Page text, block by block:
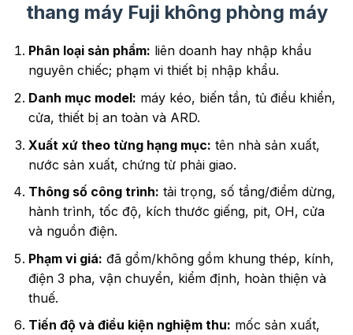
thang máy Fuji không phòng máy
Phân loại sản phẩm: liên doanh hay nhập khẩu
nguyên chiếc; phạm vi thiết bị nhập khẩu.
Danh mục model: máy kéo, biến tần, tủ điều khiển,
cửa, thiết bị an toàn và ARD.
Xuất xứ theo từng hạng mục: tên nhà sản xuất,
nước sản xuất, chứng từ phải giao.
Thông số công trình: tải trọng, số tầng/điểm dừng,
hành trình, tốc độ, kích thước giếng, pit, OH, cửa
và nguồn điện.
Phạm vi giá: đã gồm/không gồm khung thép, kính,
điện 3 pha, vận chuyển, kiểm định, hoàn thiện và
thuế.
Tiến độ và điều kiện nghiệm thu: mốc sản xuất,